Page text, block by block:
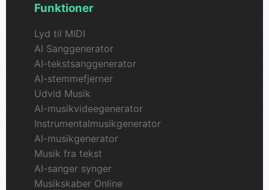
Funktioner
Lyd til MIDI
AI Sanggenerator
AI-tekstsanggenerator
AI-stemmefjerner
Udvid Musik
AI-musikvideegenerator
Instrumentalmusikgenerator
AI-musikgenerator
Musik fra tekst
AI-sanger synger
Musikskaber Online